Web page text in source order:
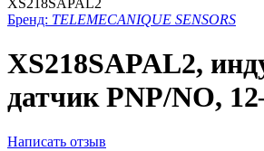
XS218SAPAL2
Бренд: TELEMECANIQUE SENSORS
XS218SAPAL2,
датчик PNP/NO,
Написать отзыв